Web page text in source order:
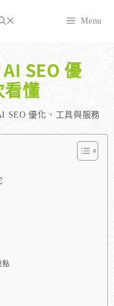
Menu
SEO 優
懂
SEO 優化、工具與服務
點